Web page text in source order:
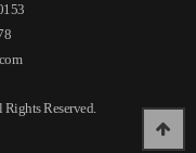
Reserved.